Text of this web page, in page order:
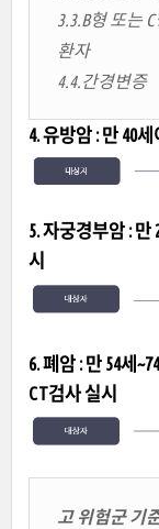
3.3.B형 또는
환자
4.4.간경변증
4. 유방암 : 만 40
5. 자궁경부암 :
시
6. 폐암 : 만 54세
CT검사 실시
고 위험군 기